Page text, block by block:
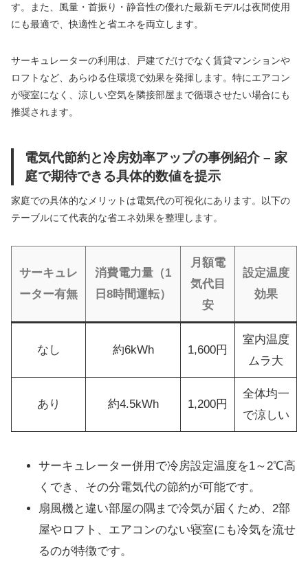
す。また、風量・首振り・静音性の優れた最新モデルは夜間使用
にも最適で、快適性と省エネを両立します。
サーキュレーターの利用は、戸建てだけでなく賃貸マンションや
ロフトなど、あらゆる住環境で効果を発揮します。特にエアコン
が寝室になく、涼しい空気を隣接部屋まで循環させたい場合にも
推奨されます。
電気代節約と冷房効率アップの事例紹介 – 家
庭で期待できる具体的数値を提示
家庭での具体的なメリットは電気代の可視化にあります。以下の
テーブルにて代表的な省エネ効果を整理します。
サーキュレ
ーター有無
消費電力量（1
日8時間運転）
月額電
気代目
安
設定温度
効果
なし 約6kWh 1,600円
室内温度
ムラ大
あり 約4.5kWh 1,200円
全体均一
で涼しい
サーキュレーター併用で冷房設定温度を1～2℃高
くでき、その分電気代の節約が可能です。
扇風機と違い部屋の隅まで冷気が届くため、2部
屋やロフト、エアコンのない寝室にも冷気を流せ
るのが特徴です。